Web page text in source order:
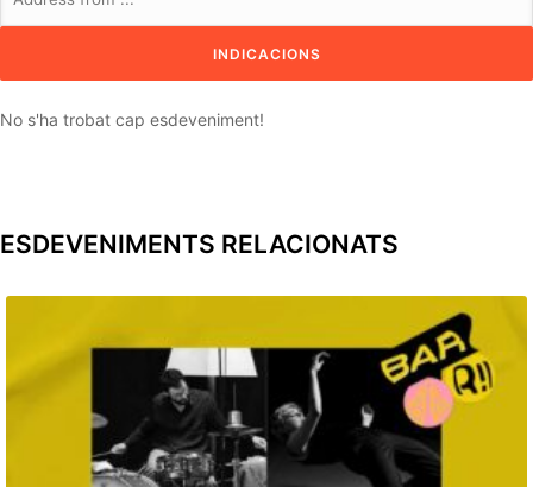
No s'ha trobat cap esdeveniment!
ESDEVENIMENTS RELACIONATS